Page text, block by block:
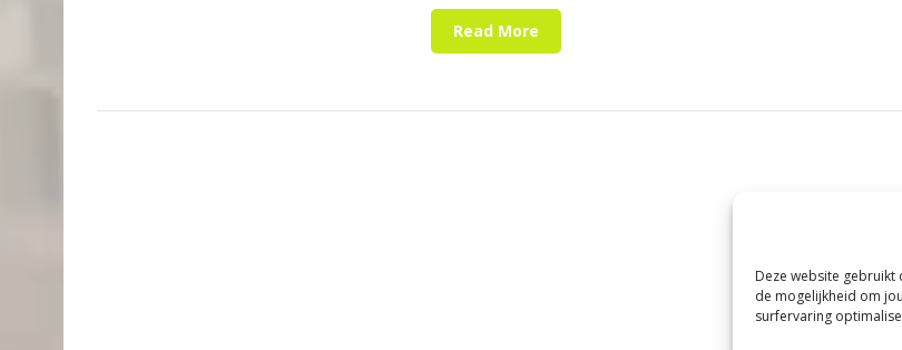
Deze website gebruikt
de mogelijkheid om
surfervaring
Read More